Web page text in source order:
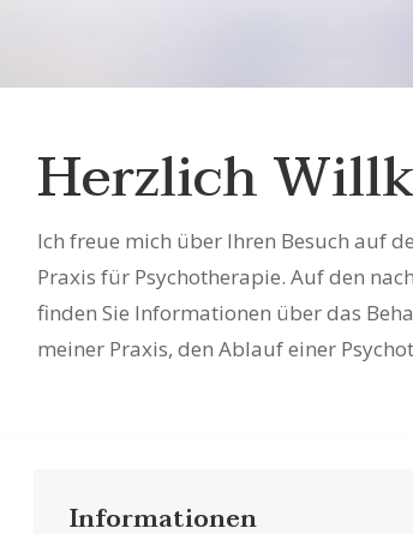
Herzlich
Ich freue mich über Ihren Besuch auf
Praxis für Psychotherapie. Auf den
finden Sie Informationen über das
meiner Praxis, den Ablauf einer
Informationen